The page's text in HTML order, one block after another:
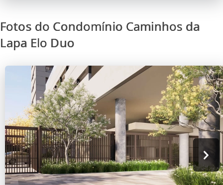
Fotos do Condomínio Caminhos da
Lapa Elo Duo